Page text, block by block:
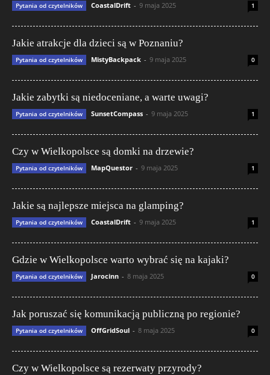
Pytania od czytelników CoastalDrift - 9 maja 2025 1
Jakie atrakcje dla dzieci są w Poznaniu?
Pytania od czytelników MistyBackpack - 9 maja 2025 0
Jakie zabytki są niedoceniane, a warte uwagi?
Pytania od czytelników SunsetCompass - 9 maja 2025 1
Czy w Wielkopolsce są domki na drzewie?
Pytania od czytelników MapQuestor - 9 maja 2025 1
Jakie są najlepsze miejsca na glamping?
Pytania od czytelników CoastalDrift - 9 maja 2025 1
Gdzie w Wielkopolsce warto wybrać się na kajaki?
Pytania od czytelników Jarocinn - 8 maja 2025 0
Jak poruszać się komunikacją publiczną po regionie?
Pytania od czytelników OffGridSoul - 8 maja 2025 0
Czy w Wielkopolsce są rezerwaty przyrody?